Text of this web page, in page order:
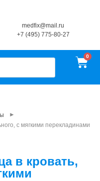
medfix@mail.ru
+7 (495) 775-80-27
►
с мягкими перекладинами
в кровать,